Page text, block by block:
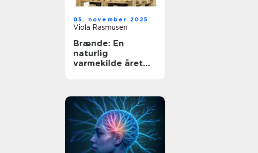
05. november 2025
Viola Rasmusen
Brænde: En
naturlig
varmekilde året